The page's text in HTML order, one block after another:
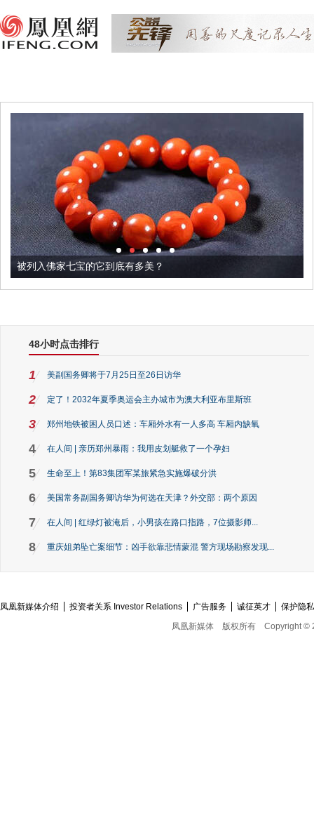
被列入佛家七宝的它到底有多美？
48小时点击排行
1 美副国务卿将于7月25日至26日访华
2 定了！2032年夏季奥运会主办城市为澳大利亚布里斯班
3 郑州地铁被困人员口述：车厢外水有一人多高 车厢内缺氧
4 在人间 | 亲历郑州暴雨：我用皮划艇救了一个孕妇
5 生命至上！第83集团军某旅紧急实施爆破分洪
6 美国常务副国务卿访华为何选在天津？外交部：两个原因
7 在人间 | 红绿灯被淹后，小男孩在路口指路，7位摄影师...
8 重庆姐弟坠亡案细节：凶手欲靠悲情蒙混 警方现场勘察发现...
凤凰新媒体介绍 投资者关系 Investor Relations 广告服务 诚征英才
保护隐
凤凰新媒体
版权所有 Copyright ©